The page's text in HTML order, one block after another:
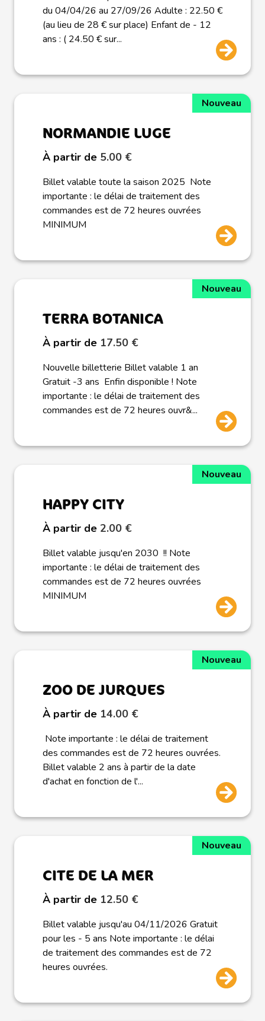
du 04/04/26 au 27/09/26 Adulte : 22.50 €
(au lieu de 28 € sur place) Enfant de - 12
ans : ( 24.50 € sur...
Nouveau
NORMANDIE LUGE
À partir de 5.00 €
Billet valable toute la saison 2025 Note
importante : le délai de traitement des
commandes est de 72 heures ouvrées
MINIMUM
Nouveau
TERRA BOTANICA
À partir de 17.50 €
Nouvelle billetterie Billet valable 1 an
Gratuit -3 ans Enfin disponible ! Note
importante : le délai de traitement des
commandes est de 72 heures ouvr&...
Nouveau
HAPPY CITY
À partir de 2.00 €
Billet valable jusqu'en 2030 !! Note
importante : le délai de traitement des
commandes est de 72 heures ouvrées
MINIMUM
Nouveau
ZOO DE JURQUES
À partir de 14.00 €
Note importante : le délai de traitement
des commandes est de 72 heures ouvrées.
Billet valable 2 ans à partir de la date
d'achat en fonction de l'...
Nouveau
CITE DE LA MER
À partir de 12.50 €
Billet valable jusqu'au 04/11/2026 Gratuit
pour les - 5 ans Note importante : le délai
de traitement des commandes est de 72
heures ouvrées.